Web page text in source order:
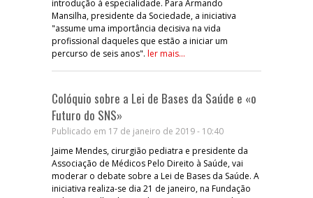
introdução à especialidade. Para Armando
Mansilha, presidente da Sociedade, a iniciativa
"assume uma importância decisiva na vida
profissional daqueles que estão a iniciar um
percurso de seis anos". ler mais...
Colóquio sobre a Lei de Bases da Saúde e «o
Futuro do SNS»
Publicado em 17 de janeiro de 2019 - 10:40
Jaime Mendes, cirurgião pediatra e presidente da
Associação de Médicos Pelo Direito à Saúde, vai
moderar o debate sobre a Lei de Bases da Saúde. A
iniciativa realiza-se dia 21 de janeiro, na Fundação